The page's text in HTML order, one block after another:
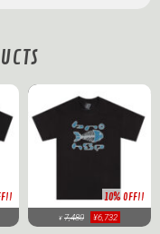
10% OFF!!
¥ 7,480 ¥6,732